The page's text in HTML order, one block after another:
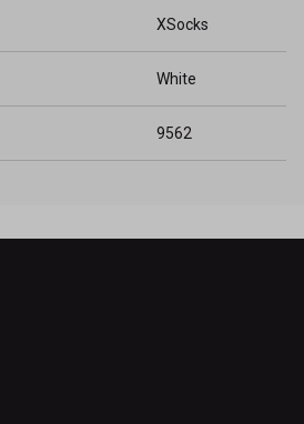
XSocks
White
9562